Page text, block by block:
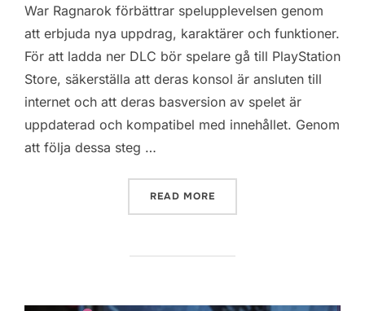
War Ragnarok förbättrar spelupplevelsen genom
att erbjuda nya uppdrag, karaktärer och funktioner.
För att ladda ner DLC bör spelare gå till PlayStation
Store, säkerställa att deras konsol är ansluten till
internet och att deras basversion av spelet är
uppdaterad och kompatibel med innehållet. Genom
att följa dessa steg …
READ MORE